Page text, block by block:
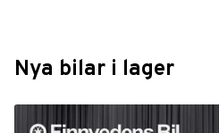
Nya bilar i lager